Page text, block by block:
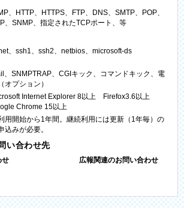
、HTTP、HTTPS、FTP、DNS、SMTP、POP、
、SNMP、指定されたTCPポート、等
、ssh1、ssh2、netbios、microsoft-ds
、SNMPTRAP、CGIキック、コマンドキック、電
オプション）
Internet Explorer 8以上 Firefox3.6以上
Chrome 15以上
用開始から1年間。継続利用には更新（1年毎）の
込みが必要。
い合わせ先
せ
広報関連のお問い合わせ